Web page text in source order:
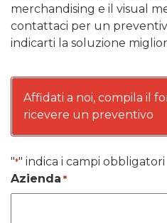
merchandising e il visual
contattaci per un
indicarti la soluzione
Affidati a noi, compila il
ricevere un preventivo
"*" indica i campi obbligatori
Azienda *